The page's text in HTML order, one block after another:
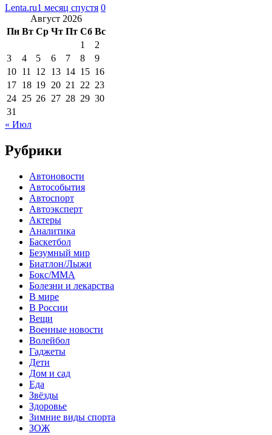
Lenta.ru1 месяц спустя 0
Август 2026
Пн Вт Ср Чт Пт Сб Вс
1
2
3
4 5 6 7 8
9
10 11 12 13 14 15 16
17 18 19 20 21 22 23
24 25 26 27 28 29 30
31
« Июл
Рубрики
Автоновости
Автособытия
Автоспорт
Автоэксперт
Актеры
Аналитика
Баскетбол
Безумный мир
Биатлон/Лыжи
Бокс/MMA
Болезни и лекарства
В мире
В России
Вещи
Военные новости
Волейбол
Гаджеты
Дети
Дом и сад
Еда
Звёзды
Здоровье
Зимние виды спорта
ЗОЖ